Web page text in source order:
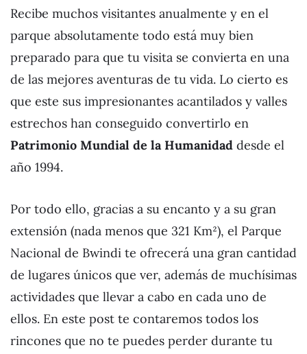
Recibe muchos visitantes anualmente y en el
parque absolutamente todo está muy bien
preparado para que tu visita se convierta en una
de las mejores aventuras de tu vida. Lo cierto es
que este sus impresionantes acantilados y valles
estrechos han conseguido convertirlo en
Patrimonio Mundial de la Humanidad desde el
año 1994.
Por todo ello, gracias a su encanto y a su gran
extensión (nada menos que 321 Km²), el Parque
Nacional de Bwindi te ofrecerá una gran cantidad
de lugares únicos que ver, además de muchísimas
actividades que llevar a cabo en cada uno de
ellos. En este post te contaremos todos los
rincones que no te puedes perder durante tu